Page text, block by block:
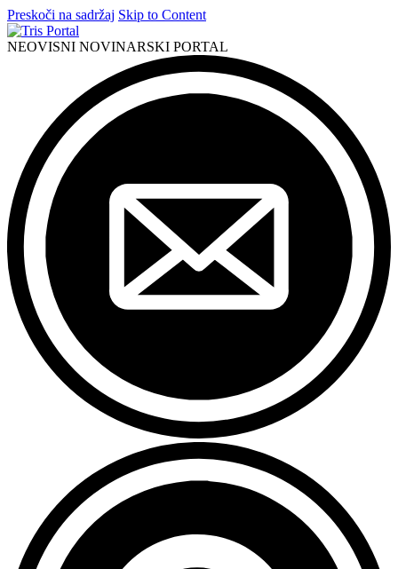
Preskoči na sadržaj Skip to Content
NEOVISNI NOVINARSKI PORTAL